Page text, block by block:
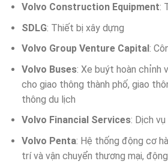
Volvo Construction Equipment:
SDLG: Thiết bị xây dựng
Volvo Group Venture Capital:
Volvo Buses: Xe buýt hoàn chỉnh
cho giao thông thành phố, giao
thông du lịch
Volvo Financial Services: Dịch
Volvo Penta: Hệ thống động cơ
trí và vận chuyển thương mại,